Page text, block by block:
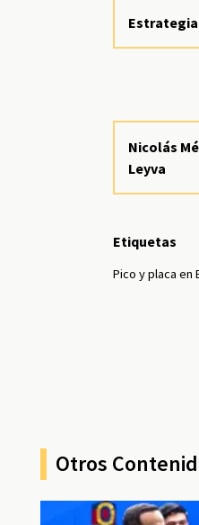
Estrategia
Nicolás
Leyva
Etiquetas
Pico y placa en
Otros